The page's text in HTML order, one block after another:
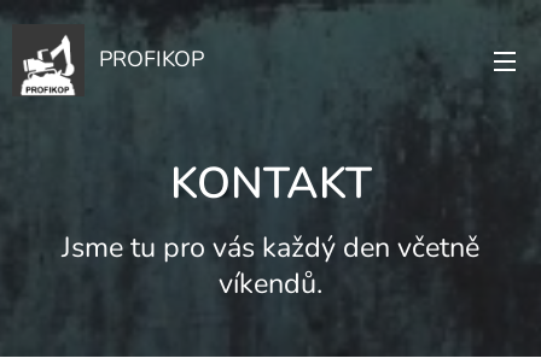
PROFIKOP
KONTAKT
Jsme tu pro vás každý den včetně
víkendů.